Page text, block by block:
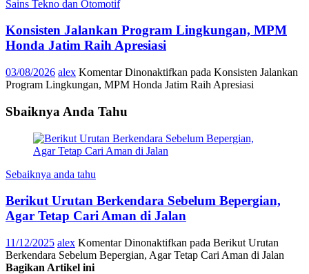
Sains Tekno dan Otomotif
Konsisten Jalankan Program Lingkungan, MPM
Honda Jatim Raih Apresiasi
03/08/2026 alex Komentar Dinonaktifkan pada Konsisten Jalankan
Program Lingkungan, MPM Honda Jatim Raih Apresiasi
Sbaiknya Anda Tahu
Sebaiknya anda tahu
Berikut Urutan Berkendara Sebelum Bepergian,
Agar Tetap Cari Aman di Jalan
11/12/2025 alex Komentar Dinonaktifkan pada Berikut Urutan
Berkendara Sebelum Bepergian, Agar Tetap Cari Aman di Jalan
Bagikan Artikel ini